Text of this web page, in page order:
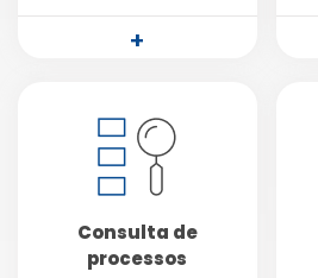
+
Consulta de
processos